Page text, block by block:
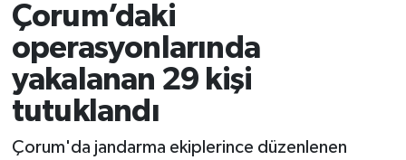
Çorum’daki
operasyonlarında
yakalanan 29 kişi
tutuklandı
Çorum'da jandarma ekiplerince düzenlenen
SAĞLIK
ASAYİŞ
EKONOMİ
GÜNCEL
Çorum Namaz Vakitleri
Trafik Durumu
Süper Lig Puan Durumu ve Fikstür
Tüm Manşetler